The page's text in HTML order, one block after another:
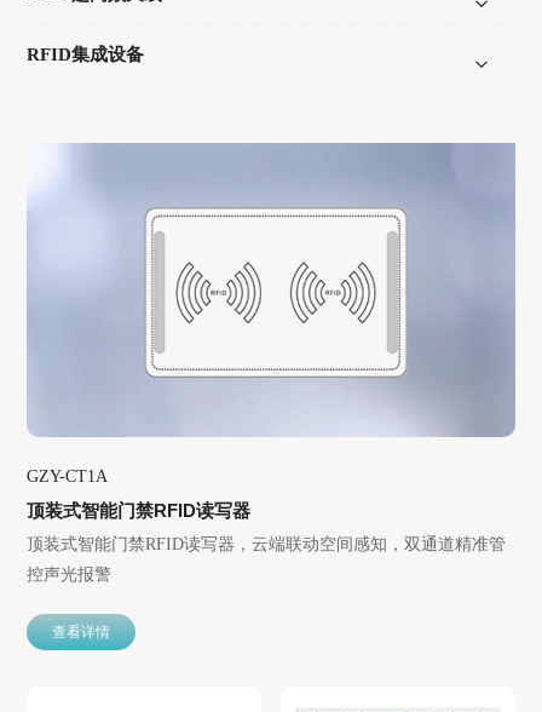
RFID集成设备
GZY-CT1A
顶装式智能门禁RFID读写器
顶装式智能门禁RFID读写器，云端联动空间感知，双通道精准管
控声光报警
查看详情